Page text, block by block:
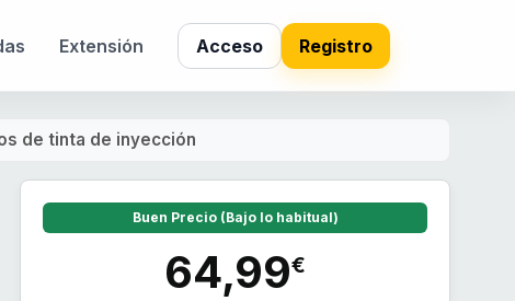
Extensión Acceso Registro
de tinta de inyección
Buen Precio (Bajo lo habitual)
64,99€